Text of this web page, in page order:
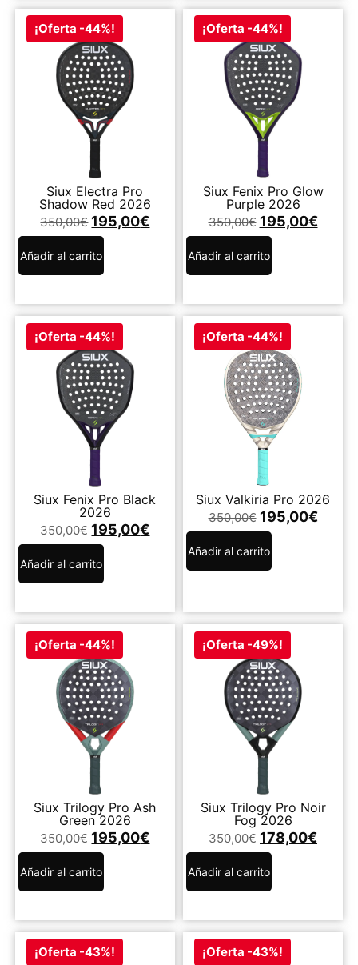
¡Oferta -44%!
Siux Electra Pro
Shadow Red 2026
350,00€ 195,00€
Añadir al carrito
¡Oferta -44%!
Siux Fenix Pro Glow
Purple 2026
350,00€ 195,00€
Añadir al carrito
¡Oferta -44%!
Siux Fenix Pro Black
2026
350,00€ 195,00€
Añadir al carrito
¡Oferta -44%!
Siux Valkiria Pro 2026
350,00€ 195,00€
Añadir al carrito
¡Oferta -44%!
Siux Trilogy Pro Ash
Green 2026
350,00€ 195,00€
Añadir al carrito
¡Oferta -49%!
Siux Trilogy Pro Noir
Fog 2026
350,00€ 178,00€
Añadir al carrito
¡Oferta -43%! ¡Oferta -43%!